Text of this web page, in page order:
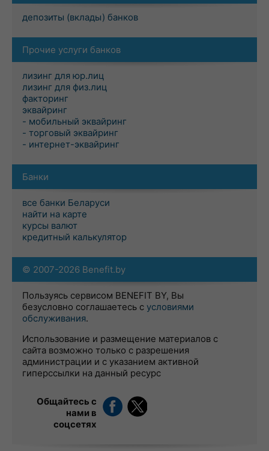
депозиты (вклады) банков
Прочие услуги банков
лизинг для юр.лиц
лизинг для физ.лиц
факторинг
эквайринг
- мобильный эквайринг
- торговый эквайринг
- интернет-эквайринг
Банки
все банки Беларуси
найти на карте
курсы валют
кредитный калькулятор
© 2007-2026 Benefit.by
Пользуясь сервисом BENEFIT BY, Вы
безусловно соглашаетесь с условиями
обслуживания.
Использование и размещение материалов с
сайта возможно только с разрешения
администрации и с указанием активной
гиперссылки на данный ресурс
Общайтесь с
нами в
соцсетях